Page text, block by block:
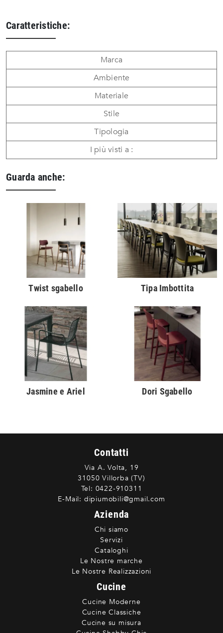
Caratteristiche:
Marca
Ambiente
Materiale
Stile
Tipologia
I più visti a :
Guarda anche:
Twist sgabello Tipa Imbottita
Jasmine e Ariel Dori Sgabello
Contatti
Via A. Volta, 19
31050 Villorba (TV)
Tel: 0422-910311
E-Mail: dipiumobili@gmail.com
Azienda
Chi siamo
Servizi
Cataloghi
Le Nostre marche
Le Nostre Realizzazioni
Cucine
Cucine Moderne
Cucine Classiche
Cucine su misura